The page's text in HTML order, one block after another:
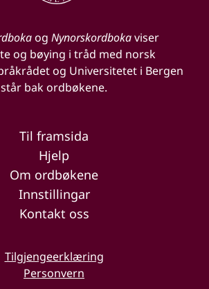
og Nynorskordbokaviser
og bøying i tråd med norsk
og Universitetet i Bergen
står bak ordbøkene.
Til framsida
Hjelp
Om ordbøkene
Innstillingar
Kontakt oss
Tilgjengeerklæring
Personvern